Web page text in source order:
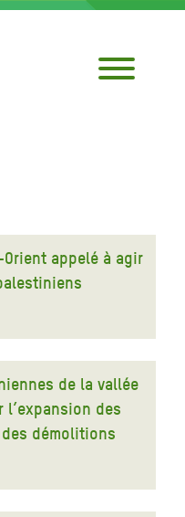
appelé à agir
de la vallée
l’expansion des
démolitions